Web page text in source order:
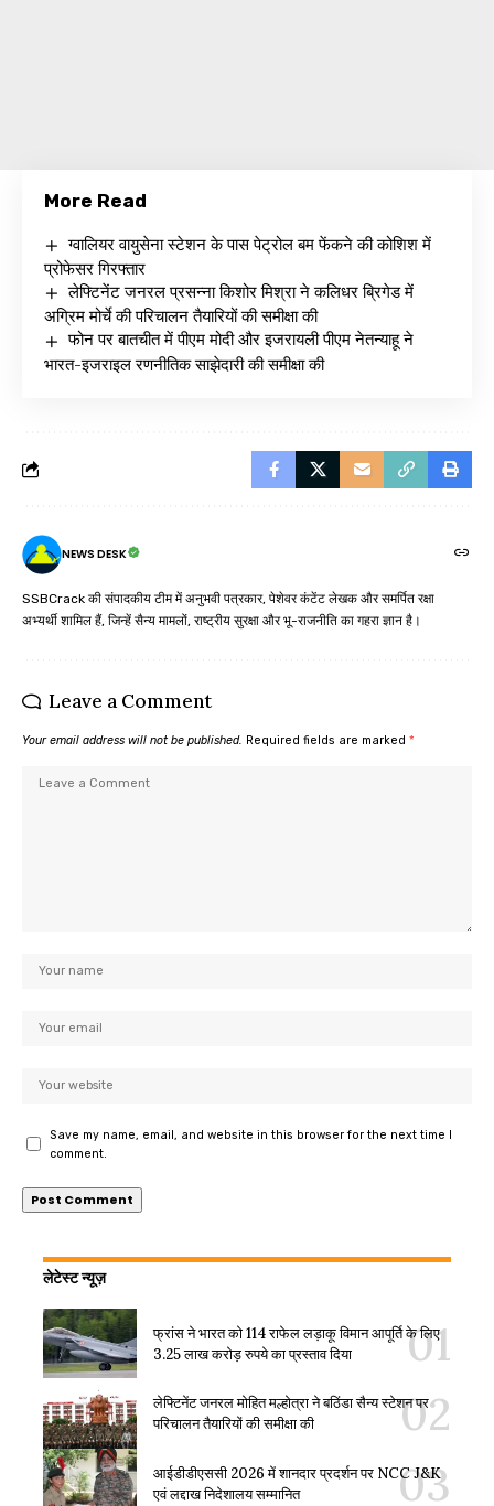
More Read
ग्वालियर वायुसेना स्टेशन के पास पेट्रोल बम फेंकने की कोशिश में
प्रोफेसर गिरफ्तार
लेफ्टिनेंट जनरल प्रसन्ना किशोर मिश्रा ने कलिधर ब्रिगेड में
अग्रिम मोर्चे की परिचालन तैयारियों की समीक्षा की
फोन पर बातचीत में पीएम मोदी और इजरायली पीएम नेतन्याहू ने
भारत-इजराइल रणनीतिक साझेदारी की समीक्षा की
NEWS DESK
SSBCrack की संपादकीय टीम में अनुभवी पत्रकार, पेशेवर कंटेंट लेखक और समर्पित रक्षा
अभ्यर्थी शामिल हैं, जिन्हें सैन्य मामलों, राष्ट्रीय सुरक्षा और भू-राजनीति का गहरा ज्ञान है।
Leave a Comment
Your email address will not be published. Required fields are marked *
Save my name, email, and website in this browser for the next time I
comment.
लेटेस्ट न्यूज़
फ्रांस ने भारत को 114 राफेल लड़ाकू विमान आपूर्ति के लिए
3.25 लाख करोड़ रुपये का प्रस्ताव दिया
लेफ्टिनेंट जनरल मोहित मल्होत्रा ने बठिंडा सैन्य स्टेशन पर
परिचालन तैयारियों की समीक्षा की
आईडीडीएससी 2026 में शानदार प्रदर्शन पर NCC J&K
एवं लद्दाख निदेशालय सम्मानित